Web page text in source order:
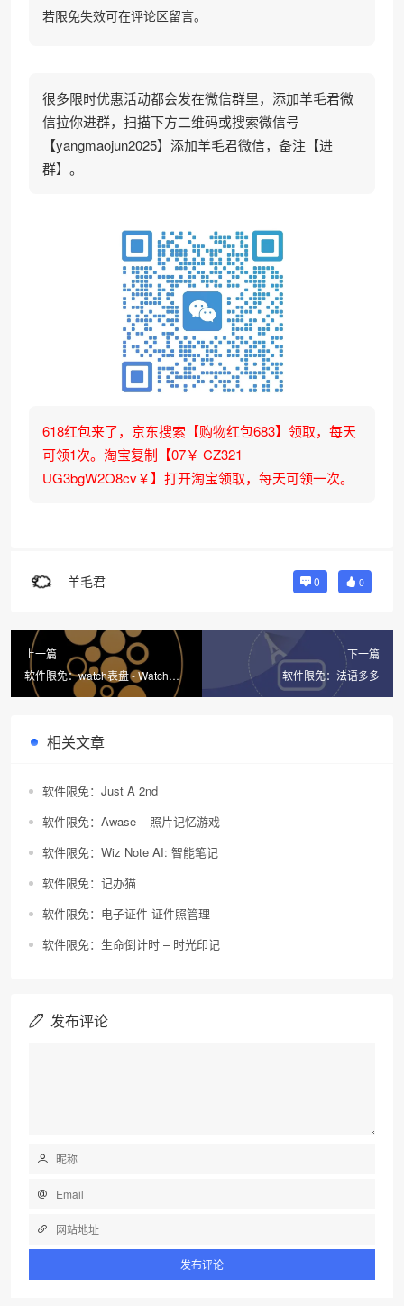
若限免失效可在评论区留言。
很多限时优惠活动都会发在微信群里，添加羊毛君微
信拉你进群，扫描下方二维码或搜索微信号
【yangmaojun2025】添加羊毛君微信，备注【进
群】。
618红包来了，京东搜索【购物红包683】领取，每天
可领1次。淘宝复制【07￥ CZ321
UG3bgW2O8cv￥】打开淘宝领取，每天可领一次。
羊毛君 0 0
上一篇
软件限免：watch表盘 - Watch
Faces gallery
下一篇
软件限免：法语多多
相关文章
软件限免：Just A 2nd
软件限免：Awase – 照片记忆游戏
软件限免：Wiz Note AI: 智能笔记
软件限免：记办猫
软件限免：电子证件-证件照管理
软件限免：生命倒计时 – 时光印记
发布评论